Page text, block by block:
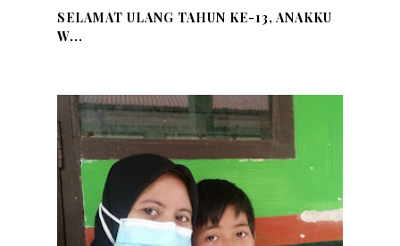
SELAMAT ULANG TAHUN KE-13, ANAKKU
W...